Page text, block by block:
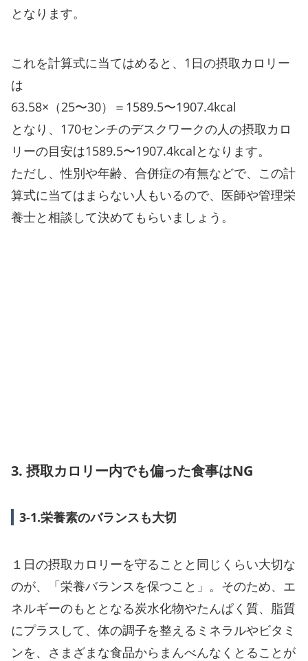
となります。
これを計算式に当てはめると、1日の摂取カロリー
は
63.58×（25〜30）＝1589.5〜1907.4kcal
となり、170センチのデスクワークの人の摂取カロ
リーの目安は1589.5〜1907.4kcalとなります。
ただし、性別や年齢、合併症の有無などで、この計
算式に当てはまらない人もいるので、医師や管理栄
養士と相談して決めてもらいましょう。
3. 摂取カロリー内でも偏った食事はNG
3-1.栄養素のバランスも大切
１日の摂取カロリーを守ることと同じくらい大切な
のが、「栄養バランスを保つこと」。そのため、エ
ネルギーのもととなる炭水化物やたんぱく質、脂質
にプラスして、体の調子を整えるミネラルやビタミ
ンを、さまざまな食品からまんべんなくとることが